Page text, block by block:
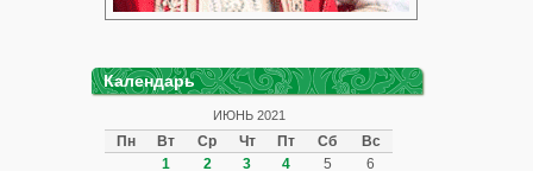
Календарь
ИЮНЬ 2021
Пн Вт Ср Чт Пт Сб
Вс
1
2 3 4 5 6